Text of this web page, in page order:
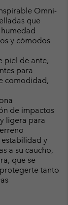
Omni-
que
y cómodos
piel de ante,
para
comodidad,
de impactos
ligera para
y
a su caucho,
que se
tanto